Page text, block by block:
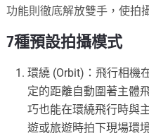
功能則徹底解放雙手，使拍
7種預設拍攝模式
環繞 (Orbit)：飛行相機
定的距離自動圍著主體
巧也能在環繞飛行時與
遊或旅遊時拍下現場環